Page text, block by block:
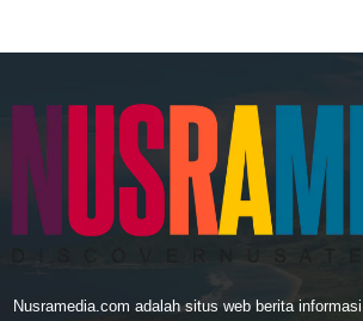
Nusramedia.com adalah situs web berita